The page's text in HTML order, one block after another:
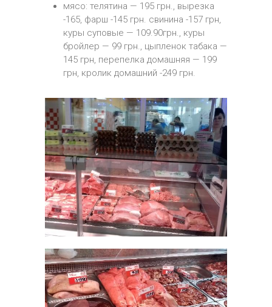
мясо: телятина — 195 грн., вырезка
-165, фарш -145 грн. свинина -157 грн,
куры суповые — 109.90грн., куры
бройлер — 99 грн., цыпленок табака —
145 грн, перепелка домашняя — 199
грн, кролик домашний -249 грн.